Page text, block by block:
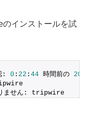
のインストールを試
: 0 : 22 : 44 時間前の
りません: tripwire